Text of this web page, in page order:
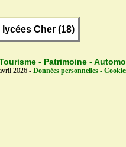
lycées Cher (18)
- Patrimoine -
2026 -Données personnelles -